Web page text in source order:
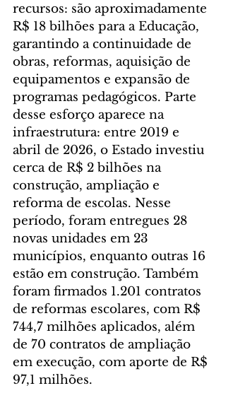
recursos: são aproximadamente
R$ 18 bilhões para a Educação,
garantindo a continuidade de
obras, reformas, aquisição de
equipamentos e expansão de
programas pedagógicos. Parte
desse esforço aparece na
infraestrutura: entre 2019 e
abril de 2026, o Estado investiu
cerca de R$ 2 bilhões na
construção, ampliação e
reforma de escolas. Nesse
período, foram entregues 28
novas unidades em 23
municípios, enquanto outras 16
estão em construção. Também
foram firmados 1.201 contratos
de reformas escolares, com R$
744,7 milhões aplicados, além
de 70 contratos de ampliação
em execução, com aporte de R$
97,1 milhões.